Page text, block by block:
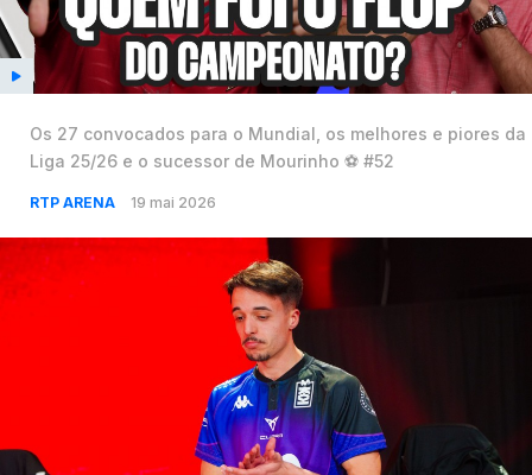
Os 27 convocados para o Mundial, os melhores e piores da
Liga 25/26 e o sucessor de Mourinho ⚽️ #52
RTP ARENA 19 mai 2026